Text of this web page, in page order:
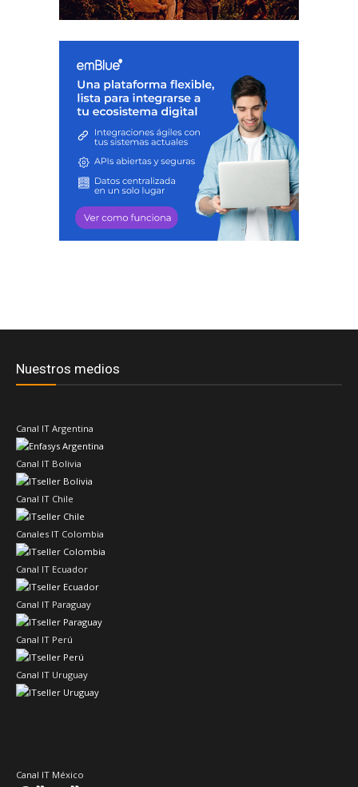
Nuestros medios
Canal IT Argentina
Canal IT Bolivia
Canal IT Chile
Canales IT Colombia
Canal IT Ecuador
Canal IT Paraguay
Canal IT Perú
Canal IT Uruguay
Canal IT México